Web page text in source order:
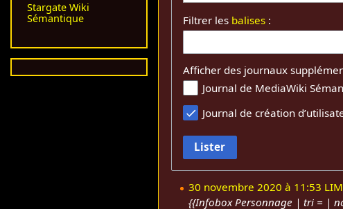
Filtrer les balises :
Afficher des journaux
Journal de MediaWiki
Journal de création
Lister
30 novembre 2020 à 11:53
{{Infobox Personnage | tri = |
Stargate Wiki
Sémantique